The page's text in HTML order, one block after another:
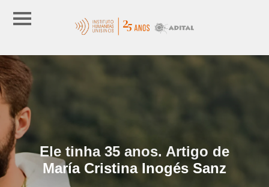
Ele tinha 35 anos. Artigo de
María Cristina Inogés Sanz